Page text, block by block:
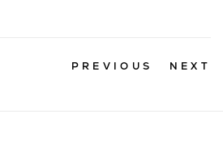
PREVIOUS NEXT